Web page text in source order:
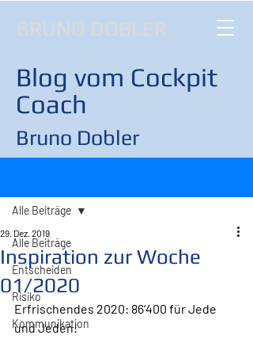
BRUNO DOBLER
Blog vom Cockpit
Coach
Bruno Dobler
Alle Beiträge
Entscheiden
Risiko
Kommunikation
Alle Beiträge
Inspiration zur Woche
01/2020
29. Dez. 2019
Erfrischendes 2020: 86‘400 für Jede
und Jeden!